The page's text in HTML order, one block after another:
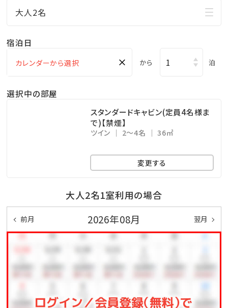
③絶景の自然環境
なら肉眼でも底が透けて見えるほど。
水平線に沈むサンセット、満点の星空といった豊かな自
④贅沢なアウトドア体験とプライベートテラス
BBQ（食事付きプラン）をご利用のお客様には、新鮮な
ートテラスでのお食事をお楽しみください。
都会の喧騒を離れた場所で、心安らぐ時間をごゆっくり
（※持ち込みBBQのお客様も、別途オプションで「県産
大人2名
宿泊日
× から 泊
選択中の部屋
スタンダードキャビン(定員4名様ま
で)【禁煙】
ツイン 2～4名 36㎡
変更する
大人2名1室利用の場合
前月 2026年08月 翌月